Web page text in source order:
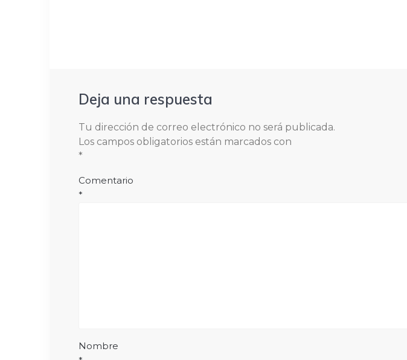
Deja una respuesta
Tu dirección de correo electrónico no será publicada.
Los campos obligatorios están marcados con
*
Comentario
*
Nombre